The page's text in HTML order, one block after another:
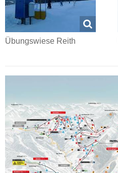
Übungswiese Reith